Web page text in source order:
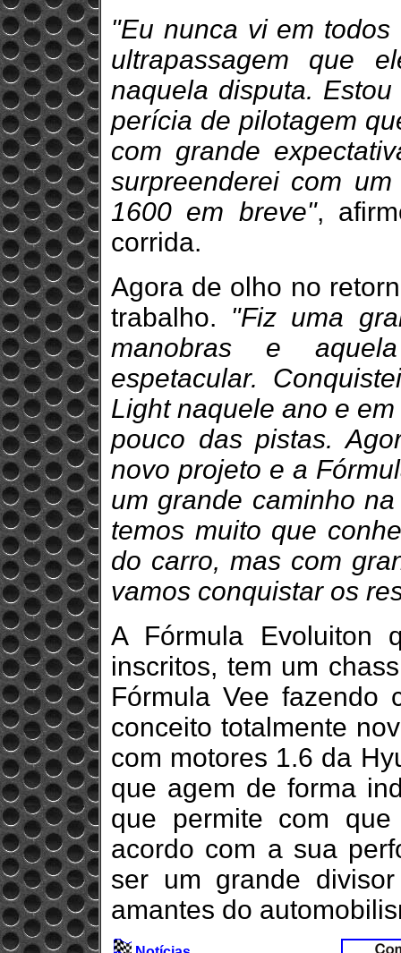
"Eu nunca vi em
ultrapassagem que
naquela disputa.
perícia de pilotagem
com grande
surpreenderei com
1600 em breve",
corrida.
Agora de olho no
trabalho. "Fiz uma
manobras e
espetacular.
Light naquele ano e
pouco das pistas.
novo projeto e a
um grande caminho
temos muito que
do carro, mas com
vamos conquistar os
A Fórmula Evoluiton
inscritos, tem um
Fórmula Vee fazendo
conceito totalmente
com motores 1.6 da
que agem de forma
que permite com
acordo com a sua
ser um grande
amantes do